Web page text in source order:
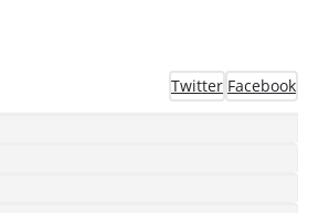
Facebook
Twitter